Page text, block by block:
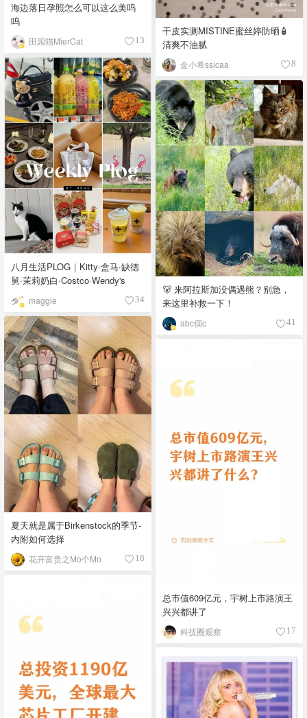
海边落日孕照怎么可以这么美呜
呜
田园猫MierCat 13
干皮实测MISTINE蜜丝婷防晒🧴
清爽不油腻
金小希ssicaa 8
八月生活PLOG｜Kitty·盒马·缺德
舅·茉莉奶白·Costco·Wendy's
maggie 34
🐻 来阿拉斯加没偶遇熊？别急，
来这里补救一下！
abc個c 41
夏天就是属于Birkenstock的季节-
内附如何选择
花开富贵之Mo个Mo 18
总市值609亿元，宇树上市路演王
兴兴都讲了
科技圈观察 17